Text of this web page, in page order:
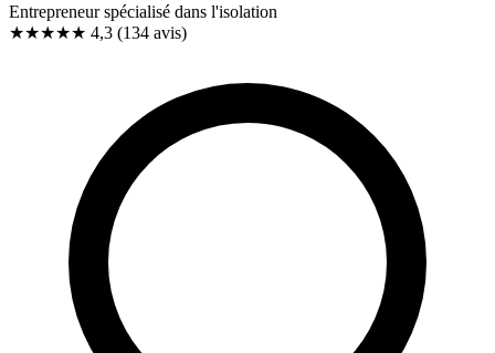
Entrepreneur spécialisé dans l'isolation
★★★★★ 4,3 (134 avis)